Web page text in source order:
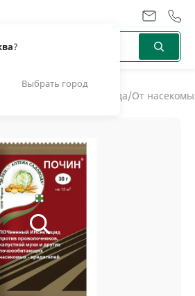
?
Выбрать город
защиты дома и сада/От